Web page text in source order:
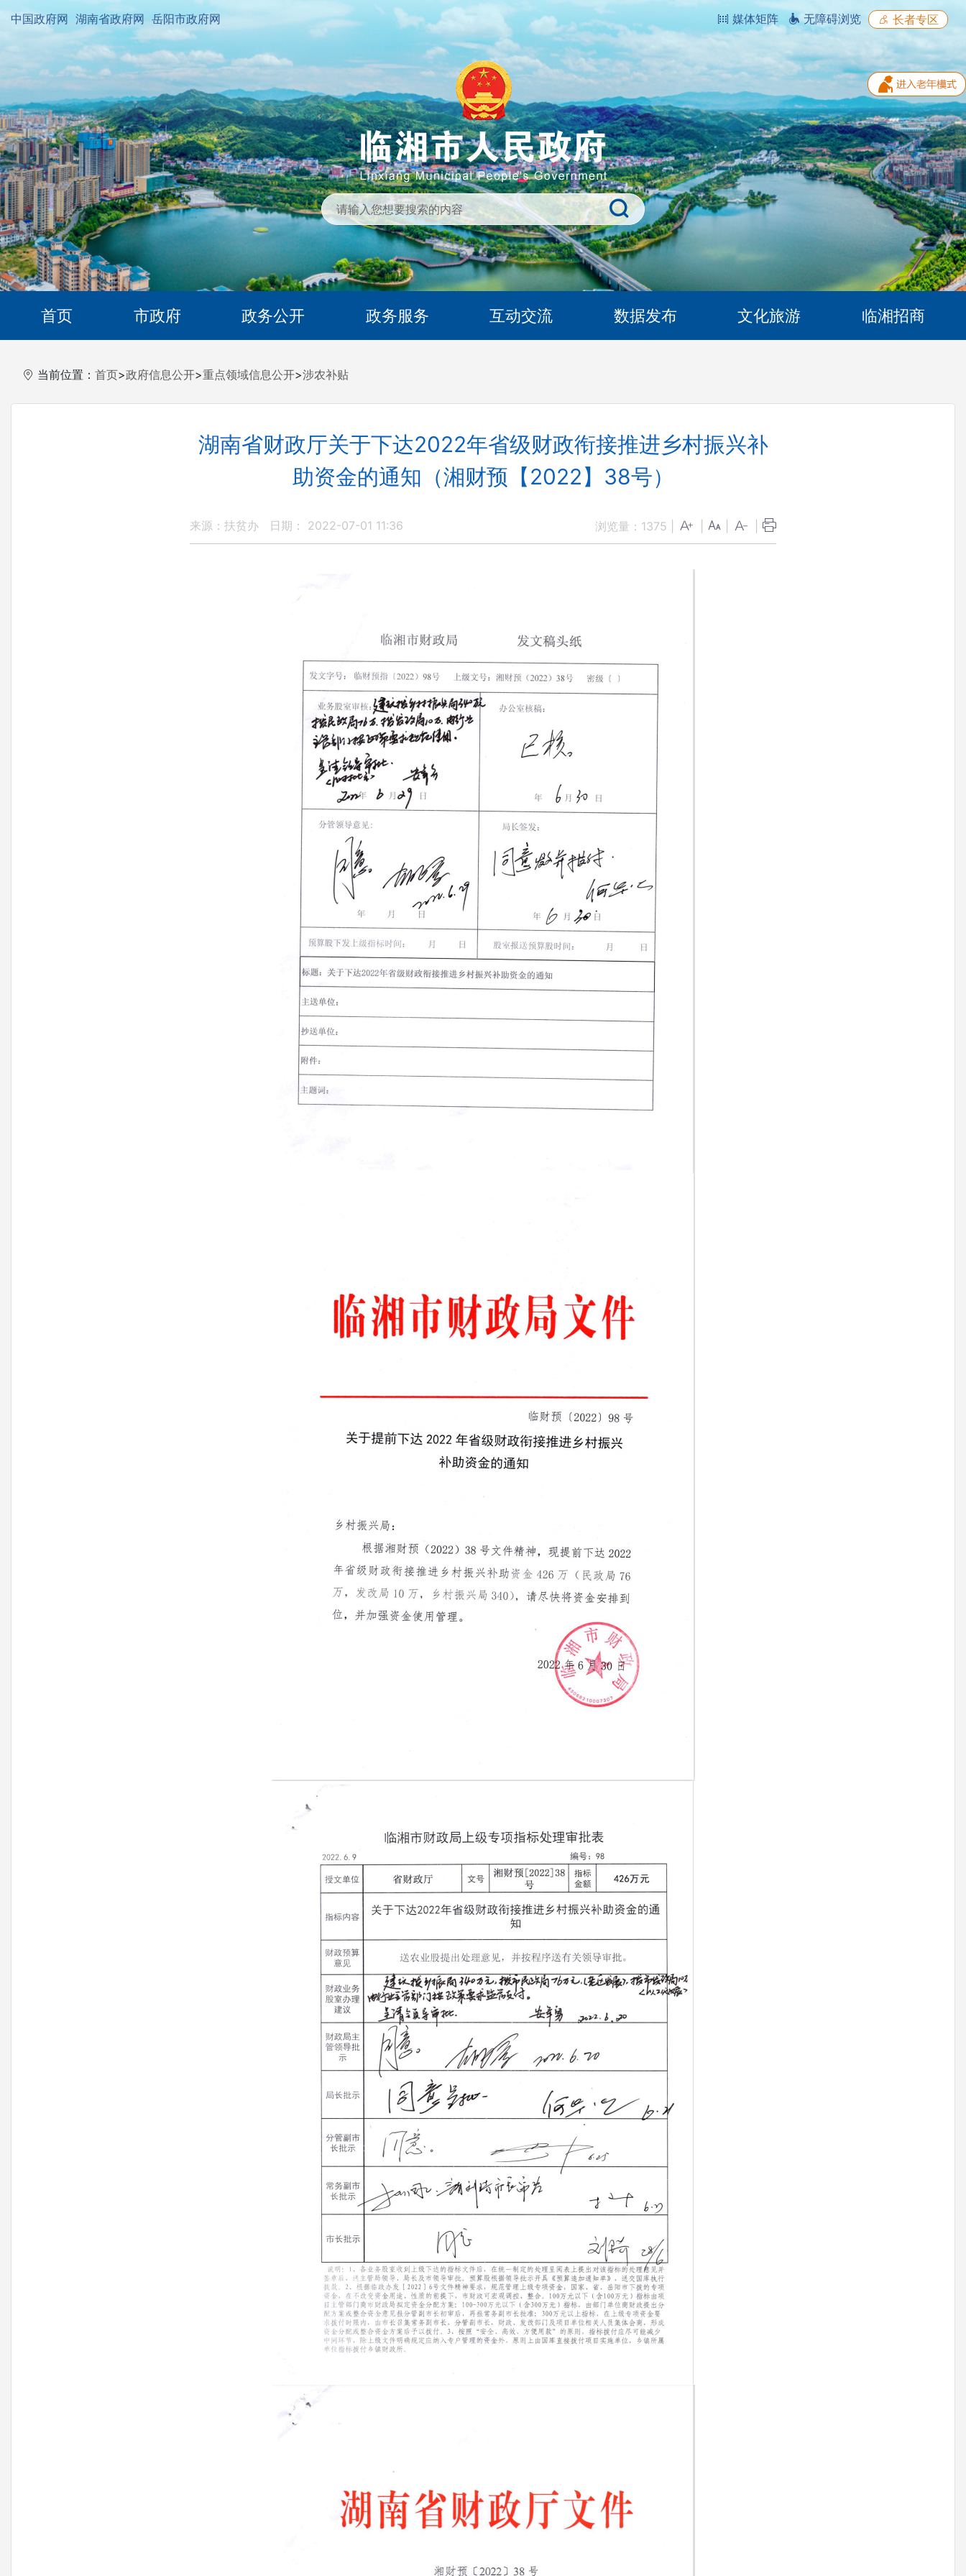
中国政府网 湖南省政府网 岳阳市政府网 媒体矩阵 无障碍浏览 长者专区
首页 市政府 政务公开 政务服务 互动交流 数据发布 文化旅游 临湘招商
当前位置： 首页>政府信息公开>重点领域信息公开>涉农补贴
湖南省财政厅关于下达2022年省级财政衔接推进乡村振兴补
助资金的通知（湘财预【2022】38号）
来源：扶贫办 日期： 2022-07-01 11:36 浏览量： 1375